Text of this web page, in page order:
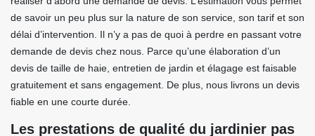
de savoir un peu plus sur la nature de son service, son tarif et son
délai d’intervention. Il n’y a pas de quoi à perdre en passant votre
demande de devis chez nous. Parce qu’une élaboration d’un
devis de taille de haie, entretien de jardin et élagage est faisable
gratuitement et sans engagement. De plus, nous livrons un devis
fiable en une courte durée.
Les prestations de qualité du jardinier pas